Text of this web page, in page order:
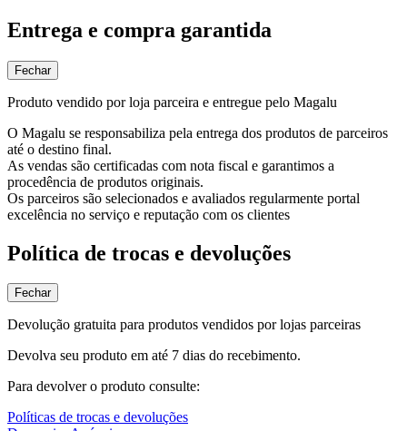
Entrega e compra garantida
Fechar
Produto vendido por loja parceira e entregue pelo Magalu
O Magalu se responsabiliza pela entrega dos produtos de parceiros
até o destino final.
As vendas são certificadas com nota fiscal e garantimos a
procedência de produtos originais.
Os parceiros são selecionados e avaliados regularmente portal
excelência no serviço e reputação com os clientes
Política de trocas e devoluções
Fechar
Devolução gratuita para produtos vendidos por lojas parceiras
Devolva seu produto em até 7 dias do recebimento.
Para devolver o produto consulte:
Políticas de trocas e devoluções